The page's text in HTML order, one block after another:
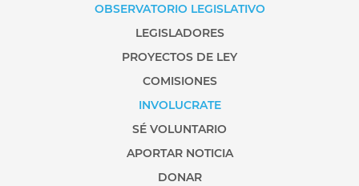
OBSERVATORIO LEGISLATIVO
LEGISLADORES
PROYECTOS DE LEY
COMISIONES
INVOLUCRATE
SÉ VOLUNTARIO
APORTAR NOTICIA
DONAR